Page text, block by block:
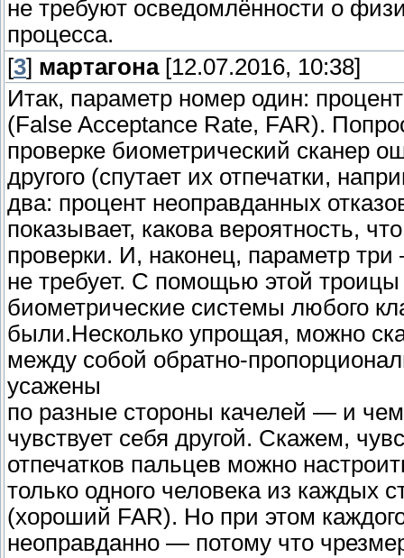
не требуют осведомлённости о
процесса.
[3] мартагона[12.07.2016, 10:38]
Итак, параметр номер один:
(False Acceptance Rate, FAR).
проверке биометрический сканер
другого (спутает их отпечатки,
два: процент неоправданных
показывает, какова вероятность,
проверки. И, наконец, параметр
не требует. С помощью этой
биометрические системы любого
были.Несколько упрощая, можно
между собой обратно-
усажены
по разные стороны качелей — и
чувствует себя другой. Скажем,
отпечатков пальцев можно
только одного человека из каждых
(хороший FAR). Но при этом
неоправданно — потому что